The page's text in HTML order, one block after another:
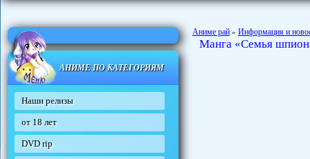
АНИМЕ ПО КАТЕГОРИЯМ
Наши релизы
от 18 лет
DVD rip
Аниме рай » Информация и
Манга «Семья